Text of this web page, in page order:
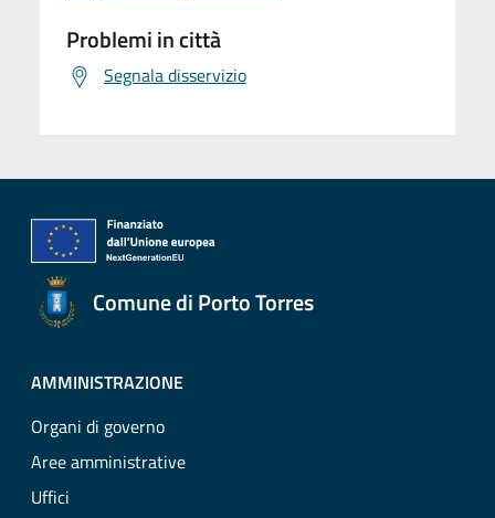
Problemi in città
Segnala disservizio
Comune di Porto Torres
AMMINISTRAZIONE
Organi di governo
Aree amministrative
Uffici